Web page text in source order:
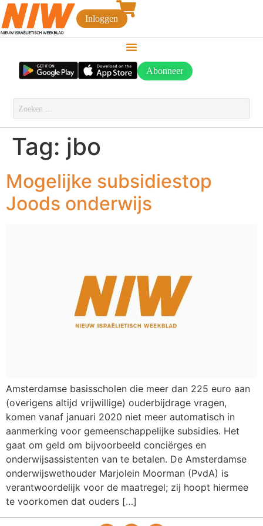
Inloggen
Abonneer
Tag: jbo
Mogelijke subsidiestop
Joods onderwijs
Amsterdamse basisscholen die meer dan 225 euro aan
(overigens altijd vrijwillige) ouderbijdrage vragen,
komen vanaf januari 2020 niet meer automatisch in
aanmerking voor gemeenschappelijke subsidies. Het
gaat om geld om bijvoorbeeld conciërges en
onderwijsassistenten van te betalen. De Amsterdamse
onderwijswethouder Marjolein Moorman (PvdA) is
verantwoordelijk voor de maatregel; zij hoopt hiermee
te voorkomen dat ouders […]